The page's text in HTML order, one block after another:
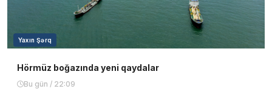
Yaxın Şərq
Hörmüz boğazında yeni qaydalar
Bu gün / 22:09